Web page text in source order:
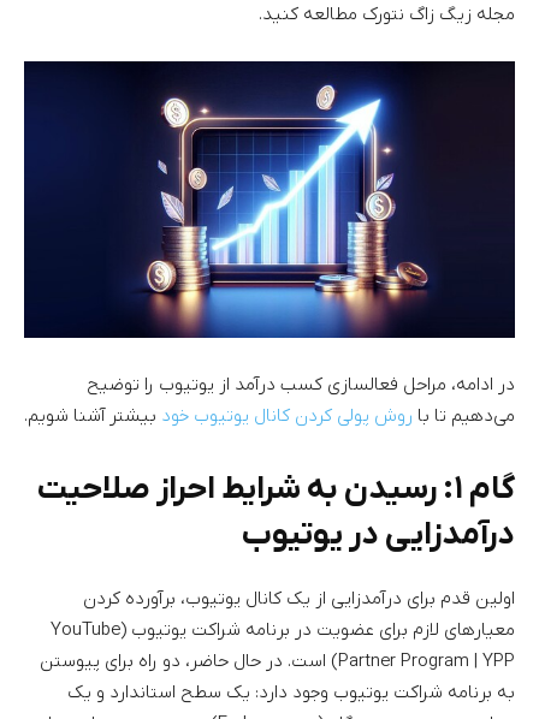
مجله زیگ زاگ نتورک مطالعه کنید.
در ادامه، مراحل فعالسازی کسب درآمد از یوتیوب را توضیح
می‌دهیم تا با روش پولی کردن کانال یوتیوب خود بیشتر آشنا شویم.
گام ۱: رسیدن به شرایط احراز صلاحیت
درآمدزایی در یوتیوب
اولین قدم برای درآمدزایی از یک کانال یوتیوب، برآورده کردن
معیارهای لازم برای عضویت در برنامه شراکت یوتیوب (YouTube
Partner Program | YPP) است. در حال حاضر، دو راه برای پیوستن
به برنامه شراکت یوتیوب وجود دارد: یک سطح استاندارد و یک